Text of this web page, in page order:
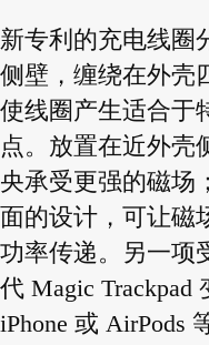
新专利的充电线圈
侧壁，缠绕在外壳
使线圈产生适合于
点。放置在近外壳
央承受更强的磁场
面的设计，可让磁
功率传递。另一项
代 Magic Trackpad
iPhone 或 AirPods